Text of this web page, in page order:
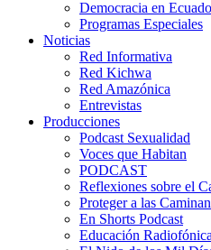
Democracia en
Programas Especiales
Noticias
Red Informativa
Red Kichwa
Red Amazónica
Entrevistas
Producciones
Podcast Sexualidad
Voces que Habitan
PODCAST
Reflexiones sobre el
Proteger a las
En Shorts Podcast
Educación